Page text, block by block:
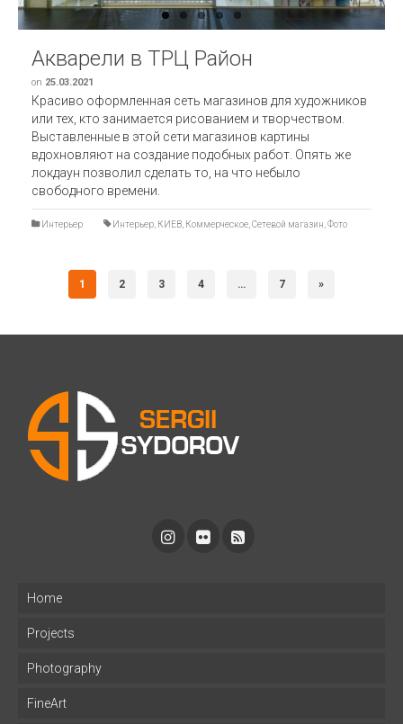
Акварели в ТРЦ Район
on 25.03.2021
Красиво оформленная сеть магазинов для художников
или тех, кто занимается рисованием и творчеством.
Выставленные в этой сети магазинов картины
вдохновляют на создание подобных работ. Опять же
локдаун позволил сделать то, на что небыло
свободного времени.
Интерьер Интерьер, КИЕВ, Коммерческое,Сетевой магазин,Фото
1 2 3 4 … 7 »
Home
Projects
Photography
FineArt